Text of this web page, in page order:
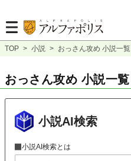
TOP > 小説 > おっさん攻め 小説一覧
おっさん攻め 小説一覧
小説AI検索
小説AI検索とは